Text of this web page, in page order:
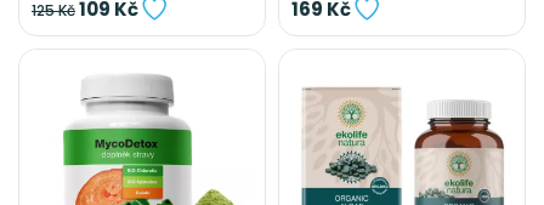
125 Kč109 Kč 169 Kč